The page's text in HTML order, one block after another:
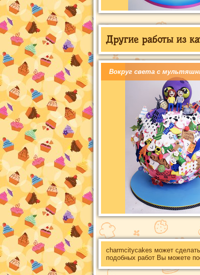
Другие работы из
Вокруг света с
charmcitycakes может
подобных работ Вы можете